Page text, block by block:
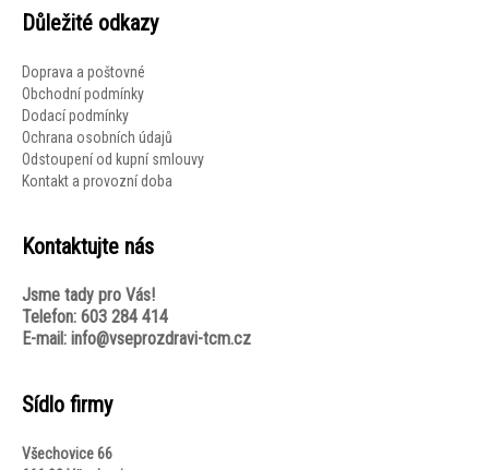
Důležité odkazy
Doprava a poštovné
Obchodní podmínky
Dodací podmínky
Ochrana osobních údajů
Odstoupení od kupní smlouvy
Kontakt a provozní doba
Kontaktujte nás
Jsme tady pro Vás!
Telefon: 603 284 414
E-mail: info@vseprozdravi-tcm.cz
Sídlo firmy
Všechovice 66